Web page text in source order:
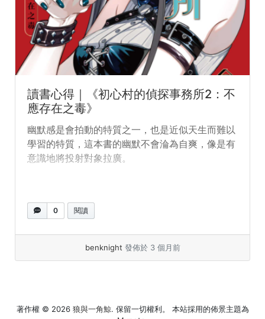
讀書心得｜《初心村的偵探事務所2：不
應存在之毒》
幽默感是會拍動的特質之一，也是近似天生而難以
學習的特質，這本書的幽默不會淪為自爽，像是有
意識地將投射對象拉廣。
0 閱讀
benknight 發佈於 3 個月前
著作權 © 2026 狼與一角鯨. 保留一切權利。 本站採用的佈景主題為